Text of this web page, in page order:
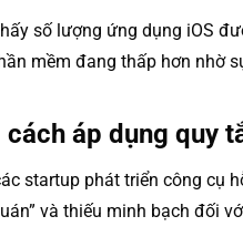
số lượng ứng dụng iOS
mềm đang thấp hơn nhờ
áp dụng quy
startup phát triển công cụ
và thiếu minh bạch đối